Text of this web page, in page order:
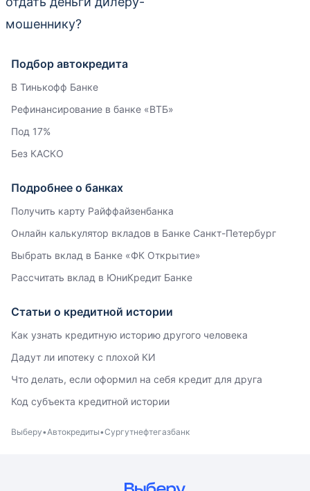
мошеннику?
Подбор автокредита
В Тинькофф Банке
Рефинансирование в банке «ВТБ»
Под 17%
Без КАСКО
Подробнее о банках
Получить карту Райффайзенбанка
Онлайн калькулятор вкладов в Банке Санкт-Петербург
Выбрать вклад в Банке «ФК Открытие»
Рассчитать вклад в ЮниКредит Банке
Статьи о кредитной истории
Как узнать кредитную историю другого человека
Дадут ли ипотеку с плохой КИ
Что делать, если оформил на себя кредит для друга
Код субъекта кредитной истории
Выберу Автокредиты Сургутнефтегазбанк